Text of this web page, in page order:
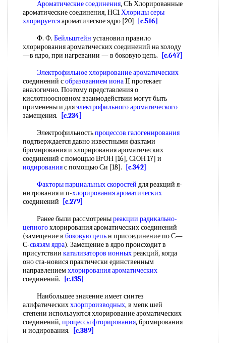
Ароматические соединения, СЬ Хлорированные
ароматические соединения, НС1Хлориды серы
хлорируетсяароматическое ядро [20]
[c.516]
Ф. Ф. Бейльштейн установил правило
хлорирования ароматических соединений на холоду
—в ядро, при нагревании — в боковую цепь.
[c.647]
Электрофильное хлорирование ароматических
соединений собразованием ионаII протекает
аналогично. Поэтому представления о
кислотноосновном взаимодействии могут быть
применены и дляэлектрофильного ароматического
замещения.
[c.234]
Электрофильностьпроцессов галогенирования
подтверждается давно известными фактами
бромирования и хлорирования ароматических
соединений с помощью ВгОН [16], СЮН 17] и
иодированияс помощью Си [18].
[c.342]
Факторы парциальных скоростей для реакций я-
нитрования и п-хлорирования ароматических
соединений
[c.279]
Ранее были рассмотреныреакции радикально-
цепногохлорирования ароматических соединений
(замещение в боковую цепьн присоединение по С—
С-связям ядра). Замещение в ядро происходит в
присутствии катализаторов ионныхреакций, когда
оно ста-новися практически единственным
направлениемхлорирования ароматических
соединений.
[c.135]
Наибольшее значение имеет синтез
алифатическиххлорпроизводных, в мепк шей
степени используются хлорирование ароматических
соединений,процессы фторирования, бромирования
и иодирования.
[c.389]